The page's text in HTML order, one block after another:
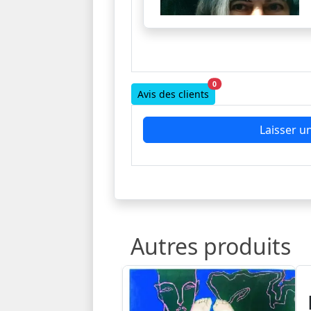
Avis des clients
0
Laisser
Autres produits